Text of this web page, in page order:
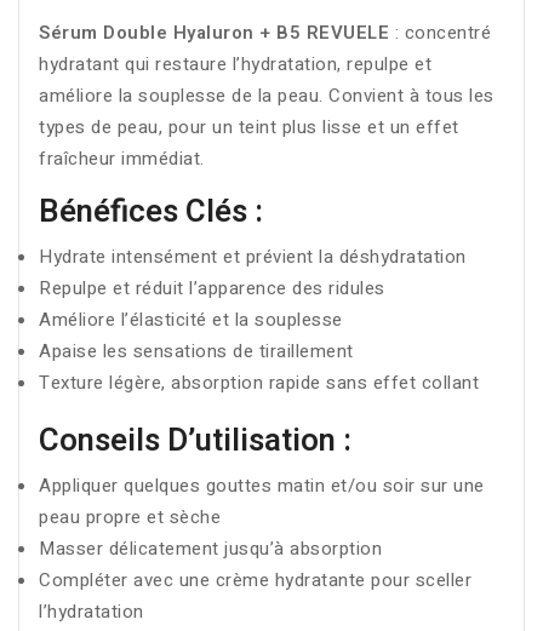
Sérum Double Hyaluron + B5 REVUELE : concentré
hydratant qui restaure l’hydratation, repulpe et
améliore la souplesse de la peau. Convient à tous les
types de peau, pour un teint plus lisse et un effet
fraîcheur immédiat.
Bénéfices Clés :
Hydrate intensément et prévient la déshydratation
Repulpe et réduit l’apparence des ridules
Améliore l’élasticité et la souplesse
Apaise les sensations de tiraillement
Texture légère, absorption rapide sans effet collant
Conseils D’utilisation :
Appliquer quelques gouttes matin et/ou soir sur une
peau propre et sèche
Masser délicatement jusqu’à absorption
Compléter avec une crème hydratante pour sceller
l’hydratation